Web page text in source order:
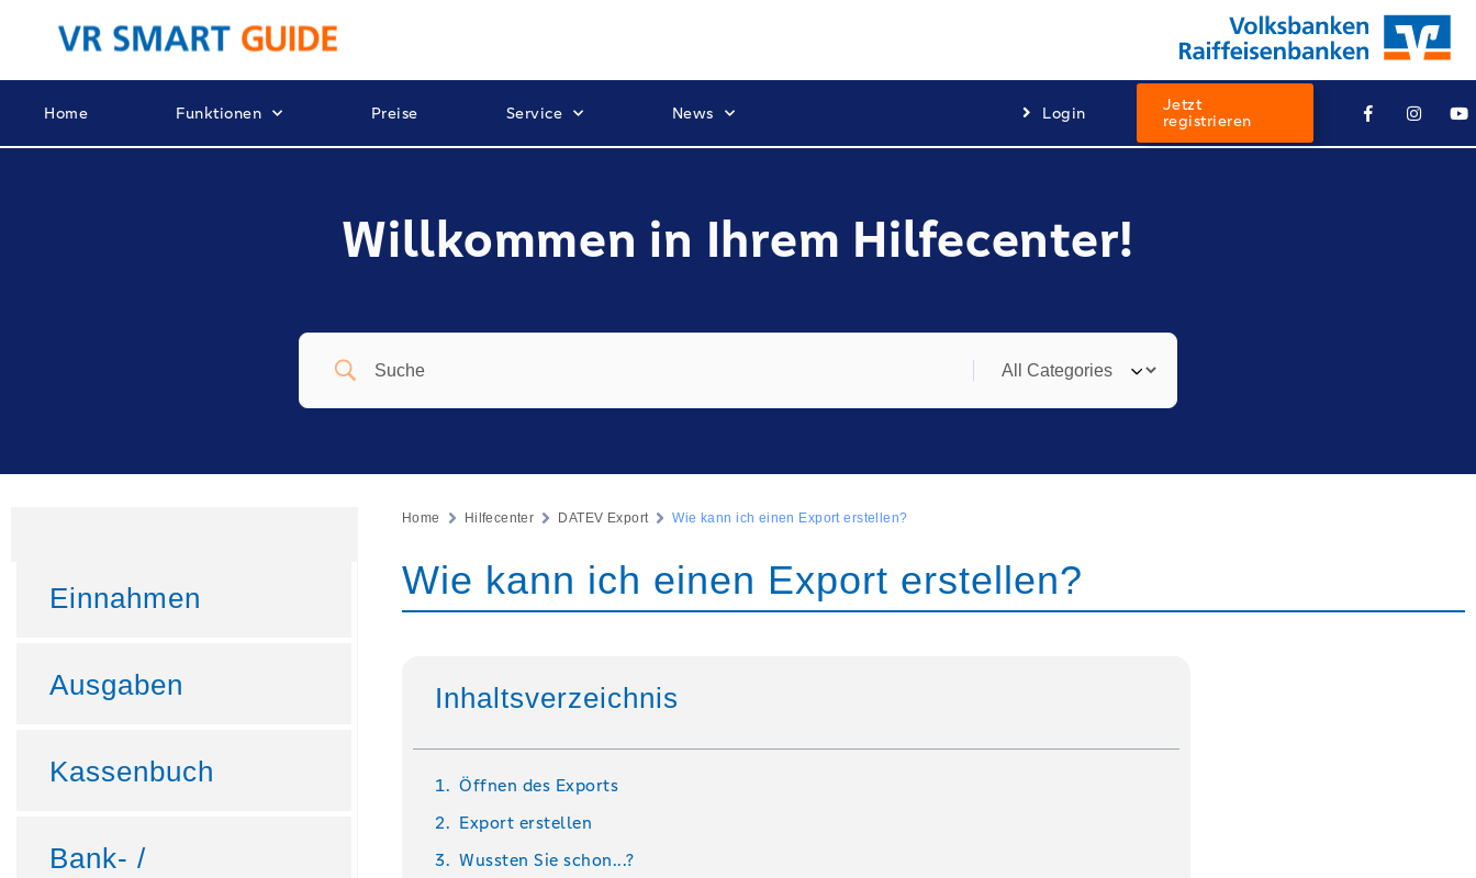
Home Funktionen Preise Service News Login
Jetzt
registrieren
Willkommen in Ihrem Hilfecenter!
Einnahmen
Ausgaben
Kassenbuch
Bank- /
Home Hilfecenter DATEV Export Wie kann ich einen Export erstellen?
Wie kann ich einen Export erstellen?
Inhaltsverzeichnis
Öffnen des Exports
Export erstellen
Wussten Sie schon...?